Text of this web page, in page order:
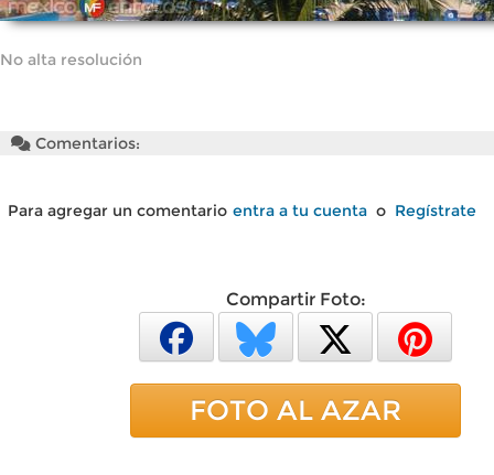
No alta resolución
Comentarios:
Para agregar un comentario entra a tu cuenta o Regístrate
Compartir Foto:
FOTO AL AZAR